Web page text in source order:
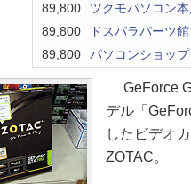
89,800
ツクモパソコン
89,800
ドスパラパーツ館
89,800
パソコンショップ
GeForce
デル「
したビデオ
ZOTAC。